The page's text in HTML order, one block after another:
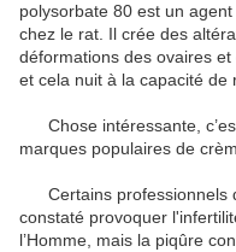
polysorbate 80 est un
chez le rat. Il crée des
déformations des ovaires
et cela nuit à la capacité de
Chose intéressante,
marques populaires de
Certains professionnels
constaté provoquer
l’Homme, mais la piqûre